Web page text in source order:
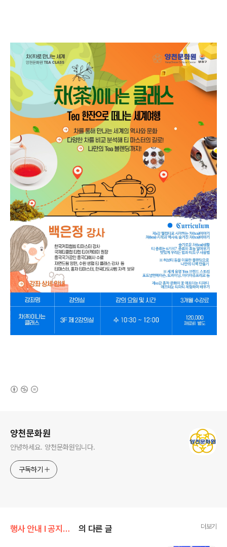
양천문화원
안녕하세요. 양천문화원입니다.
구독하기
행사 안내 Ι 공지사항/공지사항 의 다른 글 더보기